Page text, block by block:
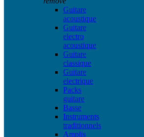
Guitare
acoustique
Guitare
electro
acoustique
Guitare
classique
Guitare
electrique
Packs
guitare
Basse
Instruments
traditionnels
Amplis